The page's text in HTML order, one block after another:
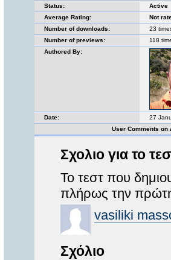
Status:
Active
Average Rating:
Not
Number of downloads:
23
Number of previews:
118
Authored By:
Date:
27
User Comments on
Σχολιο για το
Το τεστ που
πλήρως την
vasiliki
Σχόλιο